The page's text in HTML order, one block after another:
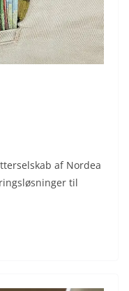
af Nordea
til